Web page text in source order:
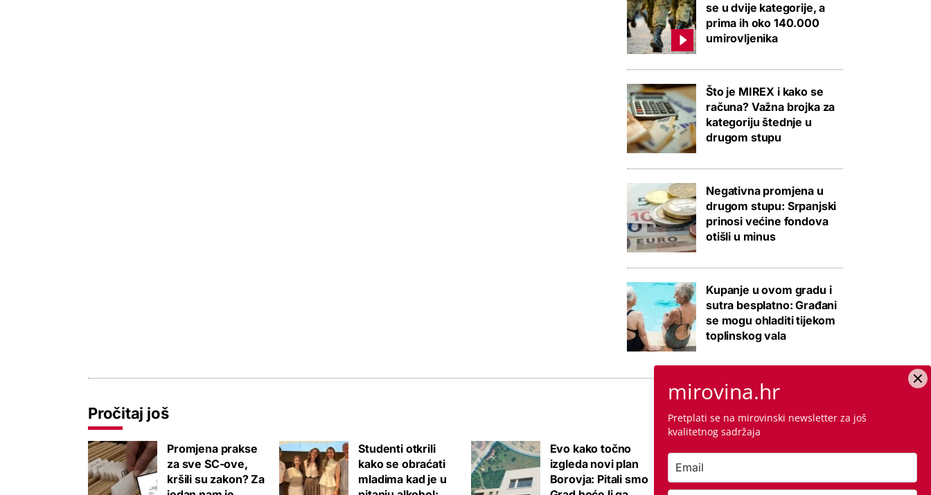
se u dvije kategorije, a
prima ih oko 140.000
umirovljenika
Što je MIREX i kako se
računa? Važna brojka za
kategoriju štednje u
drugom stupu
Negativna promjena u
drugom stupu: Srpanjski
prinosi većine fondova
otišli u minus
Kupanje u ovom gradu i
sutra besplatno: Građani
se mogu ohladiti tijekom
toplinskog vala
Pročitaj još
Promjena prakse
za sve SC-ove,
kršili su zakon? Za
Studenti otkrili
kako se obraćati
mladima kad je u
Evo kako točno
izgleda novi plan
Borovja: Pitali smo
znamo i da li ste
mirovina.hr
Pretplati se na mirovinski newsletter za još
kvalitetnog sadržaja